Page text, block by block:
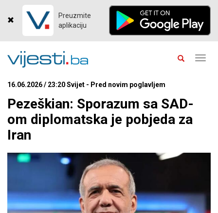
Preuzmite
aplikaciju
16.06.2026 / 23:20 Svijet - Pred novim poglavljem
Pezeškian: Sporazum sa SAD-
om diplomatska je pobjeda za
Iran